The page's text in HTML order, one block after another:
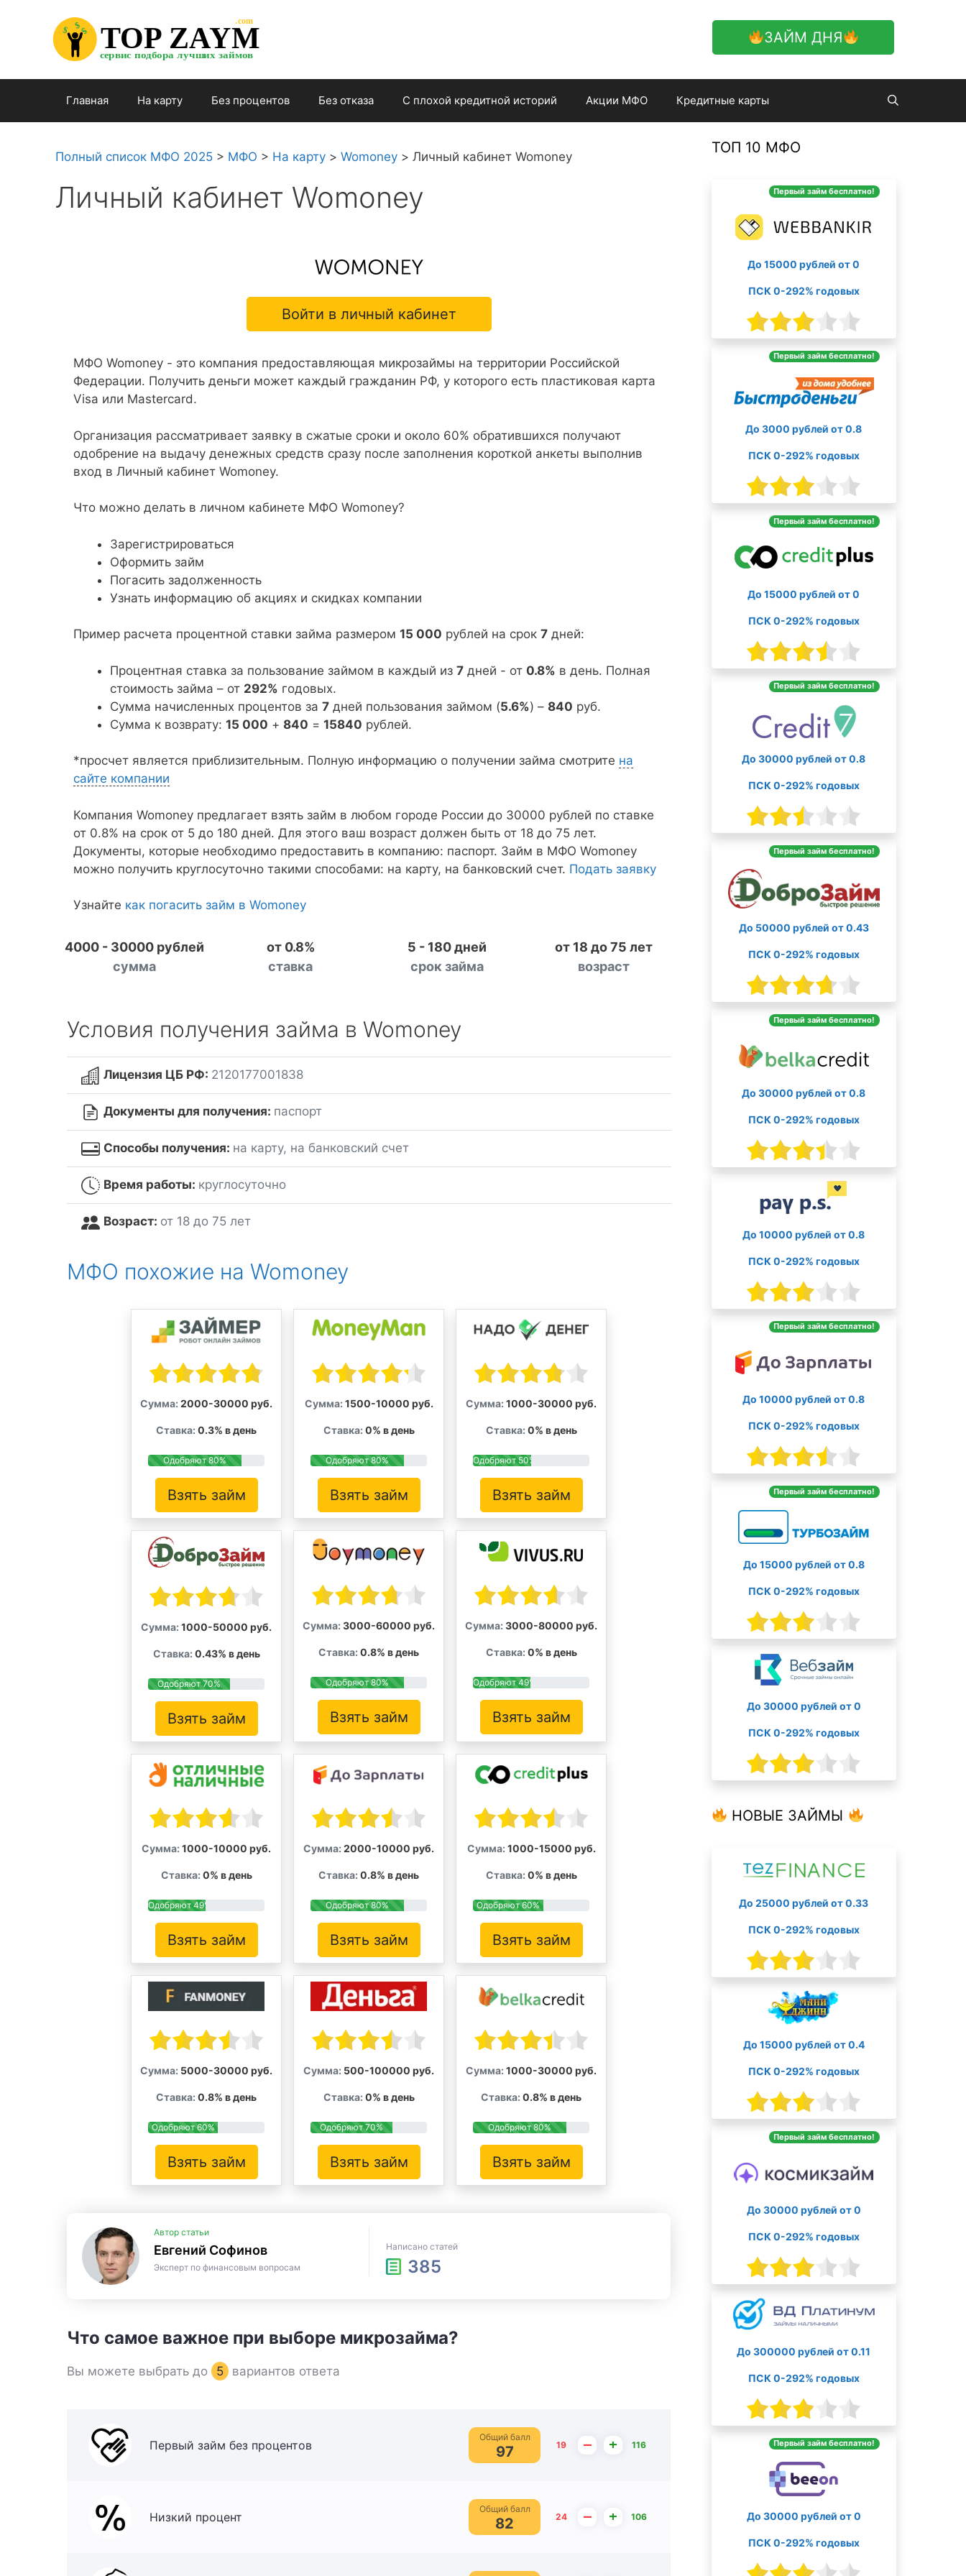
содержимому
ЗАЙМ ДНЯ
TOP ZAYM
сервис подбора лучших займов
.com
$
$
$
Главная На карту Без процентов Без отказа С плохой кредитной историй Акции МФО Кредитные карты
Полный список МФО 2025 > МФО > На карту > Womoney > Личный кабинет Womoney
Личный кабинет Womoney
Войти в личный кабинет
МФО Womoney - это компания предоставляющая микрозаймы на территории Российской
Федерации. Получить деньги может каждый гражданин РФ, у которого есть пластиковая карта
Visa или Mastercard.
Организация рассматривает заявку в сжатые сроки и около 60% обратившихся получают
одобрение на выдачу денежных средств сразу после заполнения короткой анкеты выполнив
вход в Личный кабинет Womoney.
Что можно делать в личном кабинете МФО Womoney?
Зарегистрироваться
Оформить займ
Погасить задолженность
Узнать информацию об акциях и скидках компании
Пример расчета процентной ставки займа размером 15 000 рублей на срок 7 дней:
Процентная ставка за пользование займом в каждый из 7 дней - от 0.8% в день. Полная
стоимость займа – от 292% годовых.
Сумма начисленных процентов за 7 дней пользования займом (5.6%) – 840 руб.
Сумма к возврату: 15 000 + 840 = 15840 рублей.
*просчет является приблизительным. Полную информацию о получении займа смотрите на
сайте компании
Компания Womoney предлагает взять займ в любом городе России до 30000 рублей по ставке
от 0.8% на срок от 5 до 180 дней. Для этого ваш возраст должен быть от 18 до 75 лет.
Документы, которые необходимо предоставить в компанию: паспорт. Займ в МФО Womoney
можно получить круглосуточно такими способами: на карту, на банковский счет. Подать заявку
Узнайте как погасить займ в Womoney
4000 - 30000 рублей
сумма
от 0.8%
ставка
5 - 180 дней
срок займа
от 18 до 75 лет
возраст
Условия получения займа в Womoney
Лицензия ЦБ РФ: 2120177001838
Документы для получения: паспорт
Способы получения: на карту, на банковский счет
Время работы: круглосуточно
Возраст: от 18 до 75 лет
МФО похожие на Womoney
Сумма: 2000-30000 руб.
Ставка: 0.3% в день
Одобряют 80%
Взять займ
Сумма: 1500-10000 руб.
Ставка: 0% в день
Одобряют 80%
Взять займ
Сумма: 1000-30000 руб.
Ставка: 0% в день
Одобряют 50%
Взять займ
Сумма: 1000-50000 руб.
Ставка: 0.43% в день
Одобряют 70%
Взять займ
Сумма: 3000-60000 руб.
Ставка: 0.8% в день
Одобряют 80%
Взять займ
Сумма: 3000-80000 руб.
Ставка: 0% в день
Одобряют 49%
Взять займ
Сумма: 1000-10000 руб.
Ставка: 0% в день
Одобряют 49%
Взять займ
Сумма: 2000-10000 руб.
Ставка: 0.8% в день
Одобряют 80%
Взять займ
Сумма: 1000-15000 руб.
Ставка: 0% в день
Одобряют 60%
Взять займ
Сумма: 5000-30000 руб.
Ставка: 0.8% в день
Одобряют 60%
Взять займ
Сумма: 500-100000 руб.
Ставка: 0% в день
Одобряют 70%
Взять займ
Сумма: 1000-30000 руб.
Ставка: 0.8% в день
Одобряют 80%
Взять займ
Автор статьи
Евгений Софинов
Эксперт по финансовым вопросам
Написано статей
385
Что самое важное при выборе микрозайма?
Вы можете выбрать до 5 вариантов ответа
Первый займ без процентов
Общий балл
97 19 – + 116
Низкий процент
Общий балл
82 24 – + 106
ТОП 10 МФО
Первый займ бесплатно!
До 15000 рублей от 0
ПСК 0-292% годовых
Первый займ бесплатно!
До 3000 рублей от 0.8
ПСК 0-292% годовых
Первый займ бесплатно!
До 15000 рублей от 0
ПСК 0-292% годовых
Первый займ бесплатно!
До 30000 рублей от 0.8
ПСК 0-292% годовых
Первый займ бесплатно!
До 50000 рублей от 0.43
ПСК 0-292% годовых
Первый займ бесплатно!
До 30000 рублей от 0.8
ПСК 0-292% годовых
До 10000 рублей от 0.8
ПСК 0-292% годовых
Первый займ бесплатно!
До 10000 рублей от 0.8
ПСК 0-292% годовых
Первый займ бесплатно!
До 15000 рублей от 0.8
ПСК 0-292% годовых
До 30000 рублей от 0
ПСК 0-292% годовых
НОВЫЕ ЗАЙМЫ
До 25000 рублей от 0.33
ПСК 0-292% годовых
До 15000 рублей от 0.4
ПСК 0-292% годовых
Первый займ бесплатно!
До 30000 рублей от 0
ПСК 0-292% годовых
До 300000 рублей от 0.11
ПСК 0-292% годовых
Первый займ бесплатно!
До 30000 рублей от 0
ПСК 0-292% годовых